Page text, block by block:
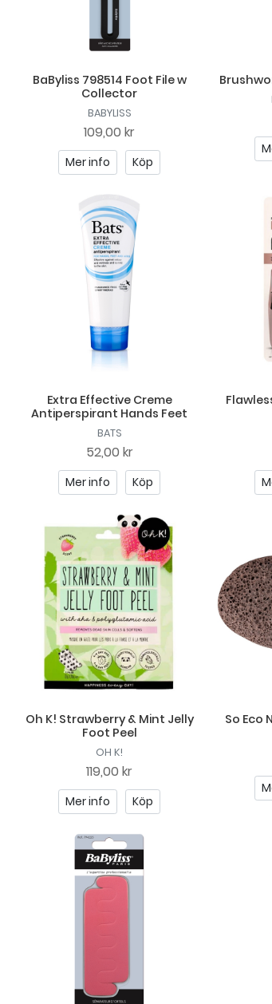
BaByliss 798514 Foot File w
Collector
BABYLISS
109,00 kr
Mer info Köp
Extra Effective Creme
Antiperspirant Hands Feet
BATS
52,00 kr
Mer info Köp
Oh K! Strawberry & Mint Jelly
Foot Peel
OH K!
119,00 kr
Mer info Köp
So Eco